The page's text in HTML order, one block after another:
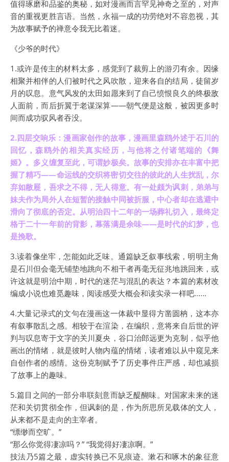
值得琢磨和品鉴的奥秘，如对漫画而言罕见神奇之至的，对声
音的重视更胜言语。当然，永福一成的功劳绝对不容忽视，其
为故事赋予的禅意令我无比着迷。
《少爷的时代》
1.或许是传主的材料太多，感觉到了裁剪上的游刃有余。因缘
相聚并相伴的人们被时代之风吹散，迎来各自的结局，徒留岁
月的叹息。意气风发的太田如愿来到了自己愤恨良久的终极敌
人面前，而后折翼于老谋深算——朝气便是这般，被因更多时
间而成功驭风者吞没。
2.四层交响乐：漫画家创作的故事，漫画里森鸥外述于石川的
回忆，森鸥外的相关真实经历，与他将之付诸笔端的《舞
姬》。多义缠复至此，可谓妙极矣。故事的安排亦在丰富中把
握了精巧——命运线的交织将密切交往的彼此的人生扰乱，尔
弃如敝屣，吾求之不得，无人得意。有一处颇为讽刺，弟弟与
妹夫作为局外人在短暂的接触中同被折服，中心者却在逃避中
滑向了彻底的否定。从明治四十二年的一场葬礼切入，最终定
格于二十一年前的背影，幕落满是余味——是时代的幻梦，也
是挽歌。
3.读着像坐牢，怎能如此乏味。通篇缺乏叙事线索，明明主角
是石川但会毫无铺垫地跳向不相干者再毫无征兆地跳回来，或
许这就是明治中期，时代的迷茫与混乱的表达？本篇的素材改
编成小说也难觅趣味，阅读感受大概会和读实录一样吧……
4.大量记录式的文句在漫画这一体裁中显得方凿圆枘，这本亦
有叙事散乱之感。相较于在渲染，在编织，意将来自后世的评
判与叹息寄于文字的关川夏央，谷口治郎远更为克制，似乎他
画出的情绪，就是彼时人物内蕴的情绪，读者难以从中窥见来
自创作者的感情。这份克制赋予了历史事件庄严感，却也减损
了故事上的趣味。
5.篇目之间的一部分串联刻意而缺乏醍醐味。对国家未来的迷
茫和关切贯彻全作，但讽刺的是，作为所思所见载体的文人，
从来都不是走向的主宰者。
“缥缈而空旷。”
“那么你觉得凄凉吗？” “我觉得好凄凉啊。”
技法乃5篇之最，虚实转换已不见痕迹。漱石和啄木的象征意